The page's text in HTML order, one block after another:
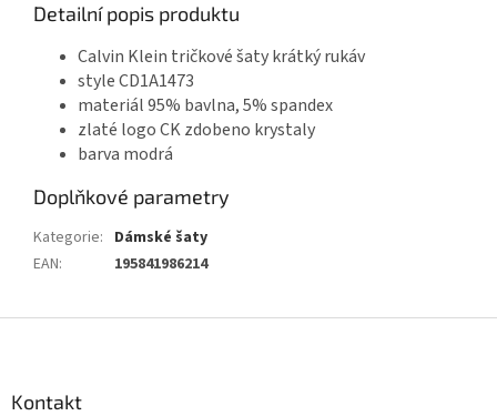
Detailní popis produktu
Calvin Klein tričkové šaty krátký rukáv
style CD1A1473
materiál 95% bavlna, 5% spandex
zlaté logo CK zdobeno krystaly
barva modrá
Doplňkové parametry
Kategorie: Dámské šaty
EAN: 195841986214
Kontakt